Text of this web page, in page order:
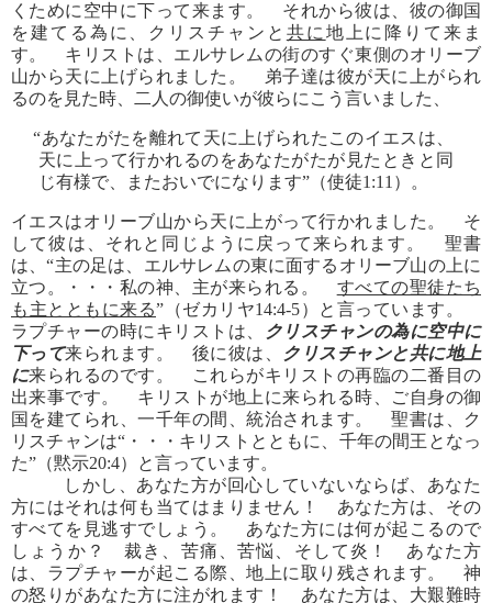
くために空中に下って来ます。 それから彼は、彼の御国
を建てる為に、クリスチャンと 共に 地上に降りて来ま
す。 キリストは、エルサレムの街のすぐ東側のオリーブ
山から天に上げられました。 弟子達は彼が天に上がられ
るのを見た時、二人の御使いが彼らにこう言いました、
“あなたがたを離れて天に上げられたこのイエスは、
天に上って行かれるのをあなたがたが見たときと同
じ有様で、またおいでになります”（使徒1:11）。
イエスはオリーブ山から天に上がって行かれました。 そ
して彼は、それと同じように戻って来られます。 聖書
は、“主の足は、エルサレムの東に面するオリーブ山の上に
立つ。・・・私の神、主が来られる。 すべての聖徒たち
も主とともに来る”（ゼカリヤ14:4-5）と言っています。
ラプチャーの時にキリストは、
クリスチャンの為に空中に
下って来られます。 後に彼は、
クリスチャンと共に地上
に来られるのです。 これらがキリストの再臨の二番目の
出来事です。 キリストが地上に来られる時、ご自身の御
国を建てられ、一千年の間、統治されます。 聖書は、ク
リスチャンは“・・・キリストとともに、千年の間王となっ
た”（黙示20:4）と言っています。
しかし、あなた方が回心していないならば、あなた
方にはそれは何も当てはまりません！ あなた方は、その
すべてを見逃すでしょう。 あなた方には何が起こるので
しょうか？ 裁き、苦痛、苦悩、そして炎！ あなた方
は、ラプチャーが起こる際、地上に取り残されます。 神
の怒りがあなた方に注がれます！ あなた方は、大艱難時